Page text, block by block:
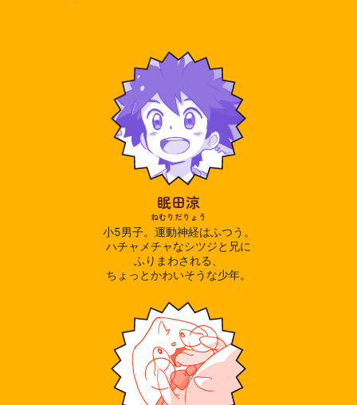
眠田涼
ねむりだりょう
小5男子。運動神経はふつう。
ハチャメチャなシツジと兄に
ふりまわされる、
ちょっとかわいそうな少年。